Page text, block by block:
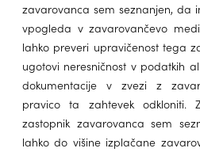
zavarovanca sem seznanjen, da
vpogleda v zavarovančevo
lahko preveri upravičenost tega
ugotovi neresničnost v podatkih
dokumentacije v zvezi z
pravico ta zahtevek odkloniti.
zastopnik zavarovanca sem
lahko do višine izplačane